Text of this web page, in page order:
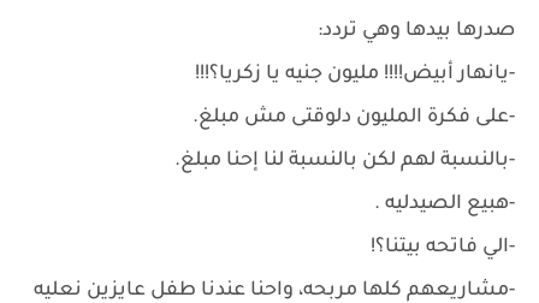
صدرها بيدها وهي تردد:
-يانهار أبيض!!!! مليون جنيه يا زكريا؟!!!
-على فكرة المليون دلوقتى مش مبلغ.
-بالنسبة لهم لكن بالنسبة لنا إحنا مبلغ.
-هبيع الصيدليه .
-الي فاتحه بيتنا؟!
-مشاريعهم كلها مربحه، واحنا عندنا طفل عايزين نعليه